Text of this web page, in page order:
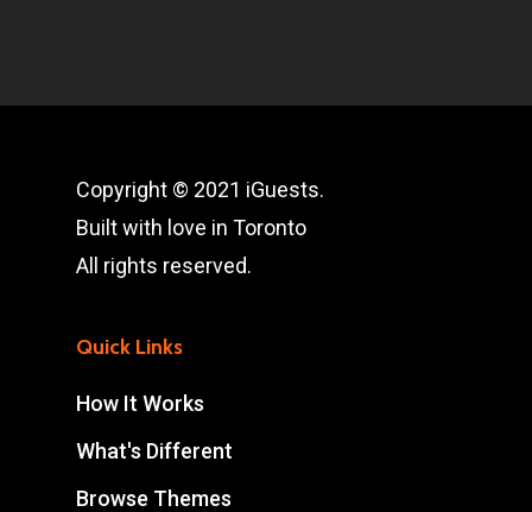
Copyright © 2021 iGuests.
Built with love in Toronto
All rights reserved.
Quick Links
How It Works
What's Different
Browse Themes